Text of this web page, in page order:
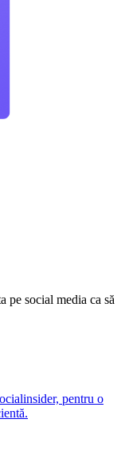
pe social media ca să
pentru o